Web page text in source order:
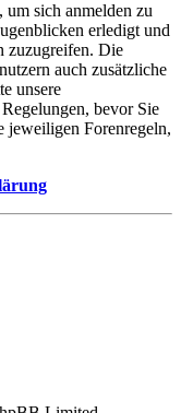
um sich anmelden zu
erledigt und
zuzugreifen. Die
auch zusätzliche
unsere
bevor Sie
jeweiligen Forenregeln,